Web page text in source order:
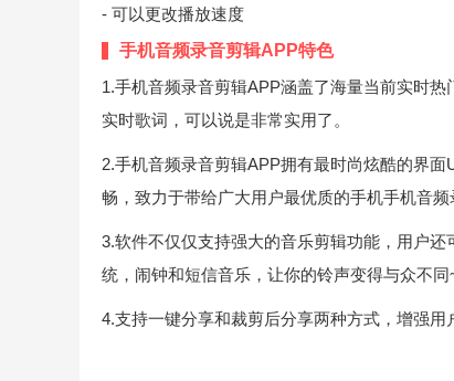
- 可以更改播放速度
手机音频录音剪辑APP特色
1.手机音频录音剪辑APP涵盖了海量当前实时
实时歌词，可以说是非常实用了。
2.手机音频录音剪辑APP拥有最时尚炫酷的界
畅，致力于带给广大用户最优质的手机手机音频
3.软件不仅仅支持强大的音乐剪辑功能，用户
统，闹钟和短信音乐，让你的铃声变得与众不同
4.支持一键分享和裁剪后分享两种方式，增强